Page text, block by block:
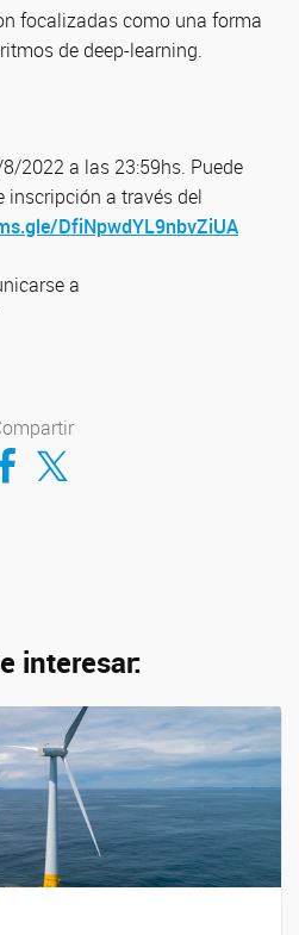
focalizadas como una forma
de deep-learning.
2022 a las 23:59hs. Puede
inscripción a través del
DfiNpwdYL9nbvZiUA
a
en Facebook
Compartir en Twitter
interesar: